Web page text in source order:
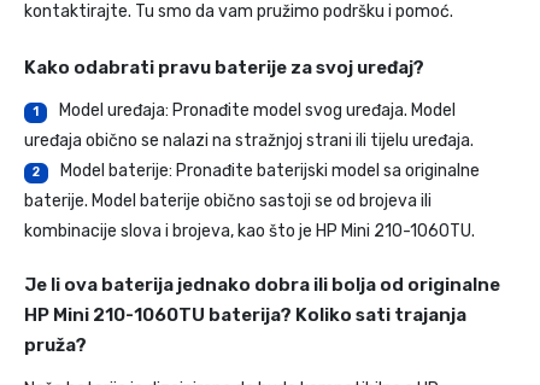
kontaktirajte. Tu smo da vam pružimo podršku i pomoć.
Kako odabrati pravu baterije za svoj uređaj?
1
Model uređaja: Pronađite model svog uređaja. Model
uređaja obično se nalazi na stražnjoj strani ili tijelu uređaja.
2
Model baterije: Pronađite baterijski model sa originalne
baterije. Model baterije obično sastoji se od brojeva ili
kombinacije slova i brojeva, kao što je HP Mini 210-1060TU.
Je li ova baterija jednako dobra ili bolja od originalne
HP Mini 210-1060TU baterija? Koliko sati trajanja
pruža?